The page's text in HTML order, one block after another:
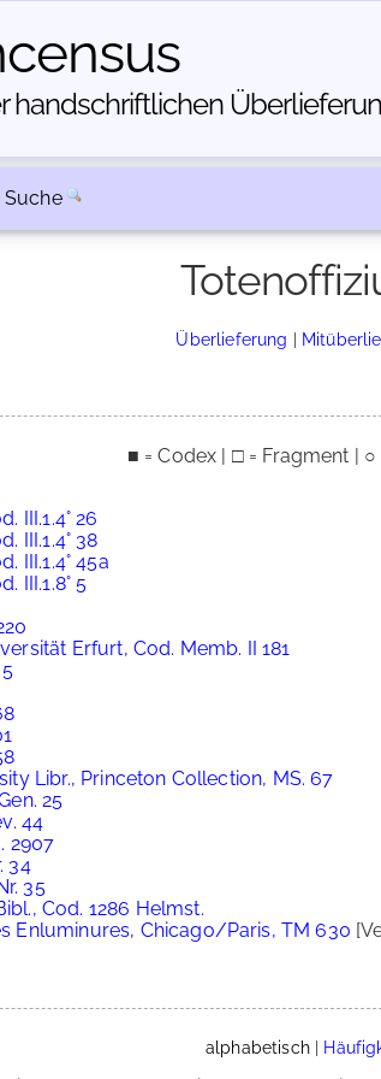
handschriftlichen
Suche
Überlieferung |
■ = Codex | □ = Fragment |
III.1.4° 26
III.1.4° 38
III.1.4° 45a
III.1.8° 5
Erfurt, Cod. Memb. II 181
Libr., Princeton Collection, MS. 67
25
44
2907
34
35
Cod. 1286 Helmst.
Enluminures, Chicago/Paris, TM 630
alphabetisch|